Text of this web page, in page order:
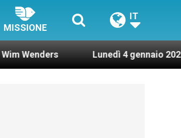
MISSIONE
IT
Lunedì 4 gennaio 2021: Possesso